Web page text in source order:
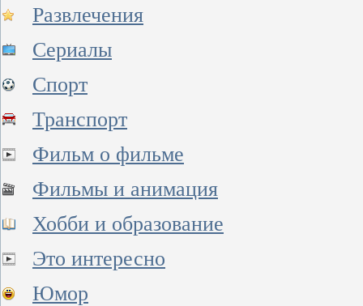
Развлечения
Сериалы
Спорт
Транспорт
Фильм о фильме
Фильмы и анимация
Хобби и образование
Это интересно
Юмор